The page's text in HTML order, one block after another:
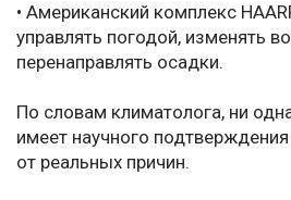
• Американский комплекс
управлять погодой, изменять
перенаправлять осадки.
По словам климатолога, ни
имеет научного
от реальных причин.